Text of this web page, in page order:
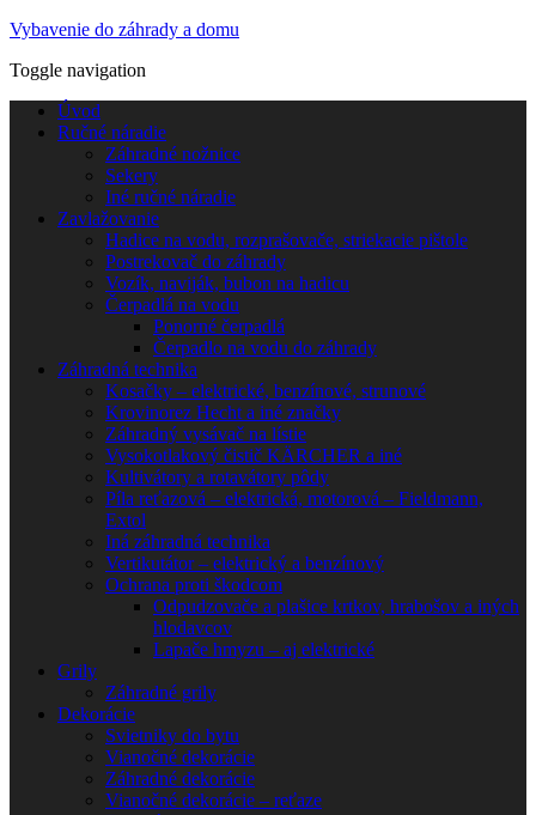
Vybavenie do záhrady a domu
Toggle navigation
Úvod
Ručné náradie
Záhradné nožnice
Sekery
Iné ručné náradie
Zavlažovanie
Hadice na vodu, rozprašovače, striekacie pištole
Postrekovač do záhrady
Vozík, naviják, bubon na hadicu
Čerpadlá na vodu
Ponorné čerpadlá
Čerpadlo na vodu do záhrady
Záhradná technika
Kosačky – elektrické, benzínové, strunové
Krovinorez Hecht a iné značky
Záhradný vysávač na lístie
Vysokotlakový čistič KÄRCHER a iné
Kultivátory a rotavátory pôdy
Píla reťazová – elektrická, motorová – Fieldmann,
Extol
Iná záhradná technika
Vertikutátor – elektrický a benzínový
Ochrana proti škodcom
Odpudzovače a plašice krtkov, hrabošov a iných
hlodavcov
Lapače hmyzu – aj elektrické
Grily
Záhradné grily
Dekorácie
Svietniky do bytu
Vianočné dekorácie
Záhradné dekorácie
Vianočné dekorácie – reťaze